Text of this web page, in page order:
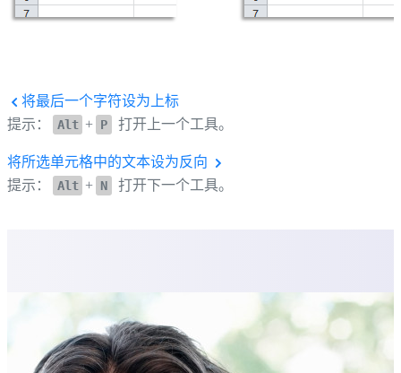
将最后一个字符设为上标
提示：
Alt + P 打开上一个工具。
将所选单元格中的文本设为反向
提示：
Alt + N 打开下一个工具。